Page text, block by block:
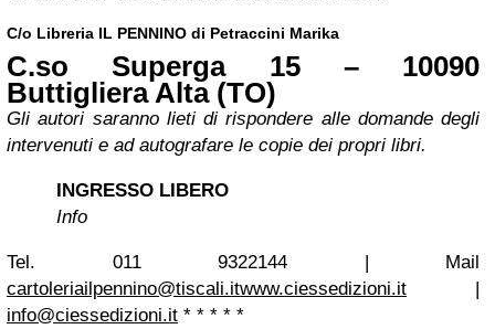
C/o Libreria IL PENNINO di Petraccini Marika
C.so Superga15 – 10090
Buttigliera Alta (TO)
Gli autori saranno lieti di rispondere alle domande degli
intervenuti e ad autografare le copie dei propri libri.
INGRESSO LIBERO
Info
Tel. 011 9322144 | Mail
cartoleriailpennino@tiscali.itwww.ciessedizioni.it |
info@ciessedizioni.it * * * * *